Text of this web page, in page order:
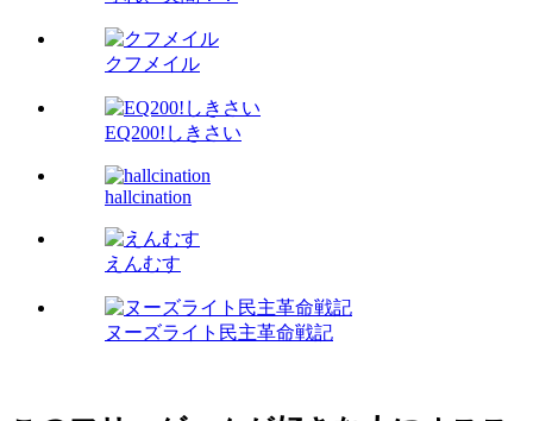
クフメイル
EQ200!しきさい
hallcination
えんむす
ヌーズライト民主革命戦記